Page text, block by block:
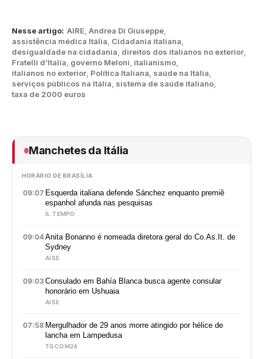
Nesse artigo: AIRE Andrea Di Giuseppe
assistência médica Itália Cidadania italiana
desigualdade na cidadania direitos dos italianos no exterior
Fratelli d’Italia governo Meloni italianismo
italianos no exterior Política Italiana saúde na Itália
serviços públicos na Itália sistema de saúde italiano
taxa de 2000 euros
Manchetes da Itália
HORÁRIO DE BRASÍLIA
09:07 Esquerda italiana defende Sánchez enquanto premiê
espanhol afunda nas pesquisas
IL TEMPO
09:04Anita Bonanno é nomeada diretora geral do Co.As.It. de
Sydney
AISE
09:03Consulado em Bahía Blanca busca agente consular
honorário em Ushuaia
AISE
07:58 Mergulhador de 29 anos morre atingido por hélice de
lancha em Lampedusa
TGCOM24